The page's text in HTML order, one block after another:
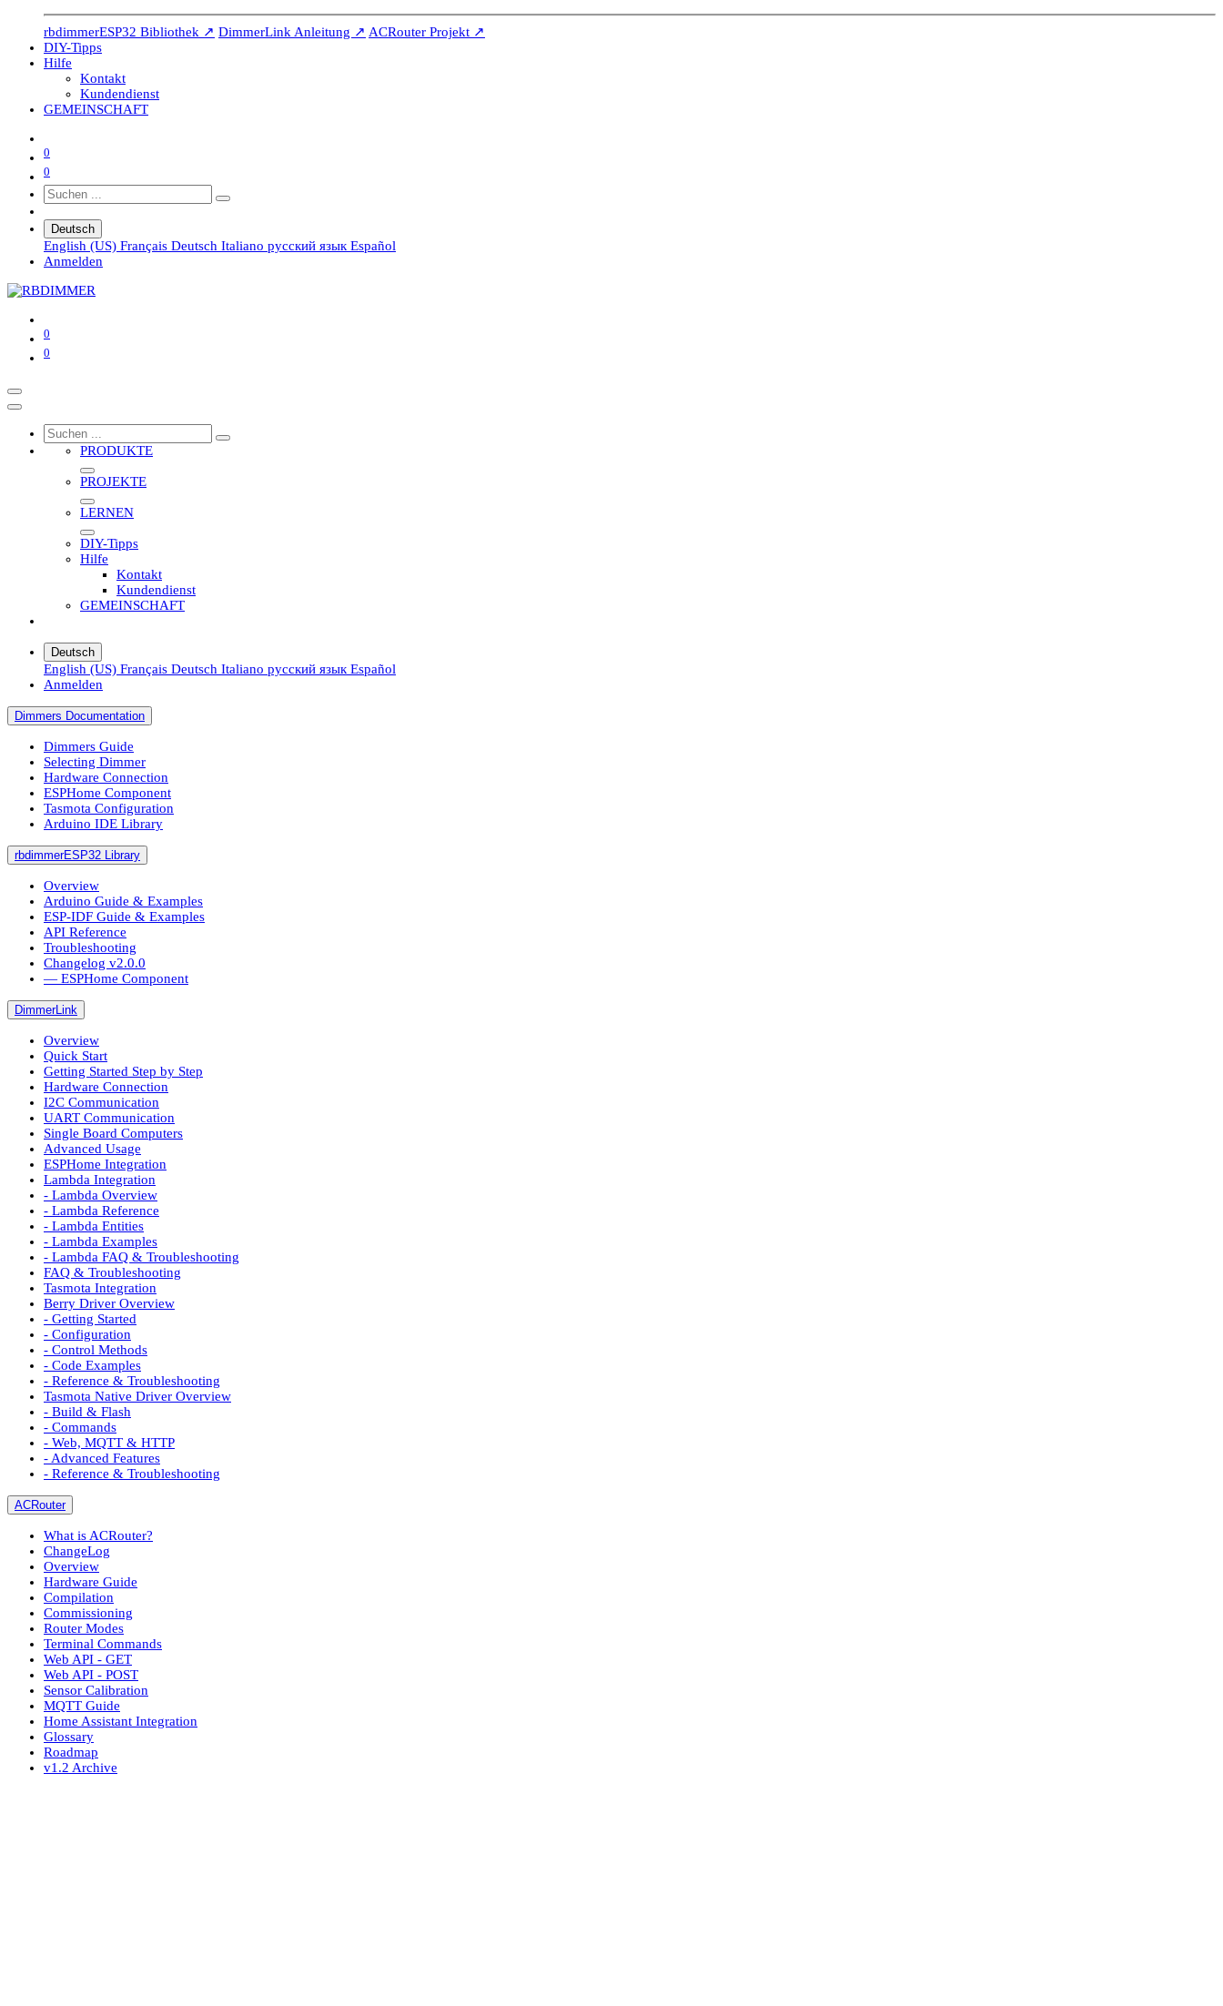
rbdimmerESP32 Bibliothek ↗ DimmerLink Anleitung ↗ ACRouter Projekt ↗
DIY-Tipps
Hilfe
Kontakt
Kundendienst
GEMEINSCHAFT
0
0
Deutsch
English (US) Français Deutsch Italiano русский язык Español
Anmelden
0
0
PRODUKTE
PROJEKTE
LERNEN
DIY-Tipps
Hilfe
Kontakt
Kundendienst
GEMEINSCHAFT
Deutsch
English (US) Français Deutsch Italiano русский язык Español
Anmelden
Dimmers Documentation
Dimmers Guide
Selecting Dimmer
Hardware Connection
ESPHome Component
Tasmota Configuration
Arduino IDE Library
rbdimmerESP32 Library
Overview
Arduino Guide & Examples
ESP-IDF Guide & Examples
API Reference
Troubleshooting
Changelog v2.0.0
― ESPHome Component
DimmerLink
Overview
Quick Start
Getting Started Step by Step
Hardware Connection
I2C Communication
UART Communication
Single Board Computers
Advanced Usage
ESPHome Integration
Lambda Integration
- Lambda Overview
- Lambda Reference
- Lambda Entities
- Lambda Examples
- Lambda FAQ & Troubleshooting
FAQ & Troubleshooting
Tasmota Integration
Berry Driver Overview
- Getting Started
- Configuration
- Control Methods
- Code Examples
- Reference & Troubleshooting
Tasmota Native Driver Overview
- Build & Flash
- Commands
- Web, MQTT & HTTP
- Advanced Features
- Reference & Troubleshooting
ACRouter
What is ACRouter?
ChangeLog
Overview
Hardware Guide
Compilation
Commissioning
Router Modes
Terminal Commands
Web API - GET
Web API - POST
Sensor Calibration
MQTT Guide
Home Assistant Integration
Glossary
Roadmap
v1.2 Archive